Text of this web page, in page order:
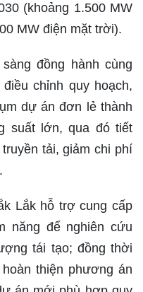
(khoảng 1.500 MW
MW điện mặt trời).
đồng hành cùng
chỉnh quy hoạch,
dự án đơn lẻ thành
suất lớn, qua đó tiết
tải, giảm chi phí
Lắk hỗ trợ cung cấp
năng để nghiên cứu
tái tạo; đồng thời
thiện phương án